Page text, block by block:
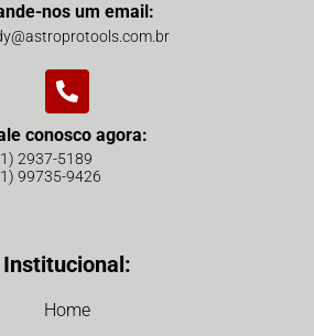
nos um email:
conosco agora:
2937-5189
99735-9426
Institucional:
Home